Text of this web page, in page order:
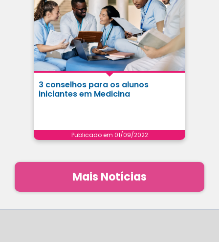
3 conselhos para os alunos
iniciantes em Medicina
Publicado em 01/09/2022
Mais Notícias